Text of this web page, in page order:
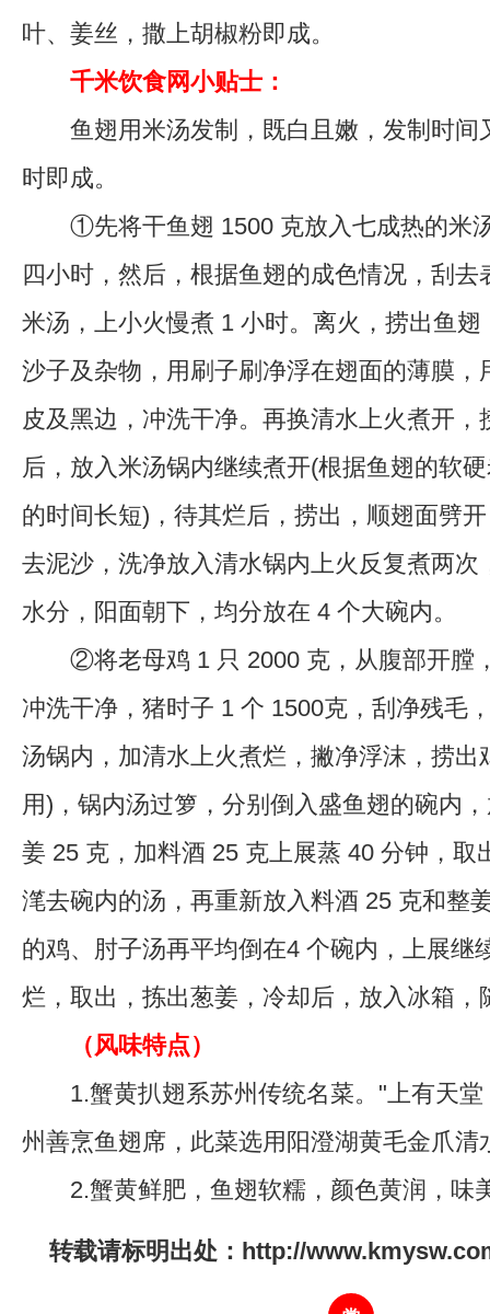
叶、姜丝，撒上胡椒粉即成。
千米饮食网小贴士：
鱼翅用米汤发制，既白且嫩，发制时间
时即成。
①先将干鱼翅 1500 克放入七成热的米
四小时，然后，根据鱼翅的成色情况，刮去
米汤，上小火慢煮 1 小时。离火，捞出鱼
沙子及杂物，用刷子刷净浮在翅面的薄膜，
皮及黑边，冲洗干净。再换清水上火煮开，
后，放入米汤锅内继续煮开(根据鱼翅的软
的时间长短)，待其烂后，捞出，顺翅面劈
去泥沙，洗净放入清水锅内上火反复煮两次
水分，阳面朝下，均分放在 4 个大碗内。
②将老母鸡 1 只 2000 克，从腹部开膛
冲洗干净，猪时子 1 个 1500克，刮净残毛
汤锅内，加清水上火煮烂，撇净浮沫，捞出
用)，锅内汤过箩，分别倒入盛鱼翅的碗内
姜 25 克，加料酒 25 克上展蒸 40 分钟，取
滗去碗内的汤，再重新放入料酒 25 克和整
的鸡、肘子汤再平均倒在4 个碗内，上展继
烂，取出，拣出葱姜，冷却后，放入冰箱，
（风味特点）
1.蟹黄扒翅系苏州传统名菜。"上有天堂
州善烹鱼翅席，此菜选用阳澄湖黄毛金爪清
2.蟹黄鲜肥，鱼翅软糯，颜色黄润，味
转载请标明出处：http://